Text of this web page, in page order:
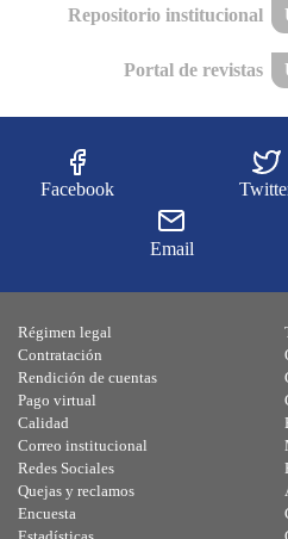
Repositorio institucional
Portal de revistas
Facebook
Email
Régimen legal
Contratación
Rendición de cuentas
Pago virtual
Calidad
Correo institucional
Redes Sociales
Quejas y reclamos
Encuesta